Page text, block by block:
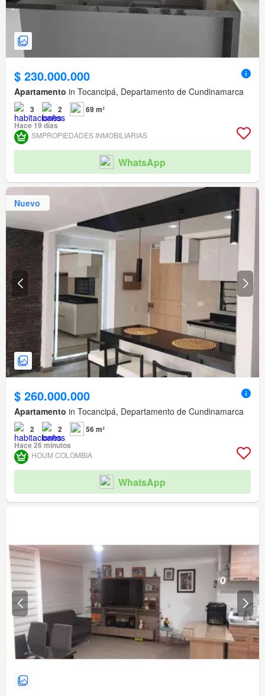
$ 230.000.000
Apartamento in Tocancipá, Departamento de Cundinamarca
3 2
69 m²
Hace 19 días
SMPROPIEDADES INMOBILIARIAS
WhatsApp
Nuevo
$ 260.000.000
Apartamento in Tocancipá, Departamento de Cundinamarca
2 2
56 m²
Hace 26 minutos
HOUM COLOMBIA
WhatsApp